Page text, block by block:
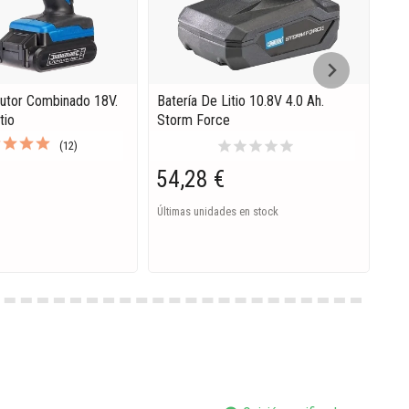
Combinado 18V.
(12)
Batería De Litio 10.8V 4.0 Ah.
Storm Force
starstarstarstarstar
54,28 €
Últimas unidades en stock